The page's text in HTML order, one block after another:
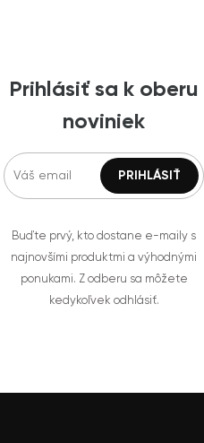
Prihlásiť sa k oberu
noviniek
Buďte prvý, kto dostane e-maily s
najnovšími produktmi a výhodnými
ponukami. Z odberu sa môžete
kedykoľvek odhlásiť.